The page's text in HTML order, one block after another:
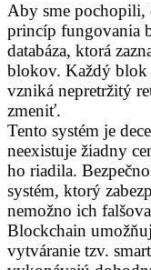
Aby sme pochopili,
princíp fungovania
databáza, ktorá
blokov. Každý blok
vzniká nepretržitý
zmeniť.
Tento systém je
neexistuje žiadny
ho riadila.
systém, ktorý
nemožno ich
Blockchain
vytváranie tzv.